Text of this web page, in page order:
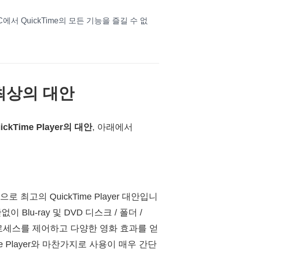
서 QuickTime의 모든 기능을 즐길 수 없
의 대안
Player의 대안, 아래에서
로 최고의 QuickTime Player 대안입니
이 Blu-ray 및 DVD 디스크 / 폴더 /
스를 제어하고 다양한 영화 효과를 얻
Player와 마찬가지로 사용이 매우 간단